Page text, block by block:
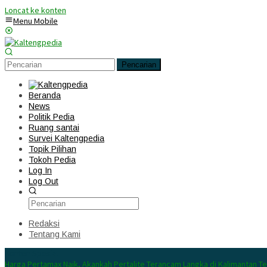
Loncat ke konten
Menu Mobile
Pencarian
Beranda
News
Politik Pedia
Ruang santai
Survei Kaltengpedia
Topik Pilihan
Tokoh Pedia
Log In
Log Out
Redaksi
Tentang Kami
Harga Pertamax Naik, Akankah Pertalite Terancam Langka di Kalimantan